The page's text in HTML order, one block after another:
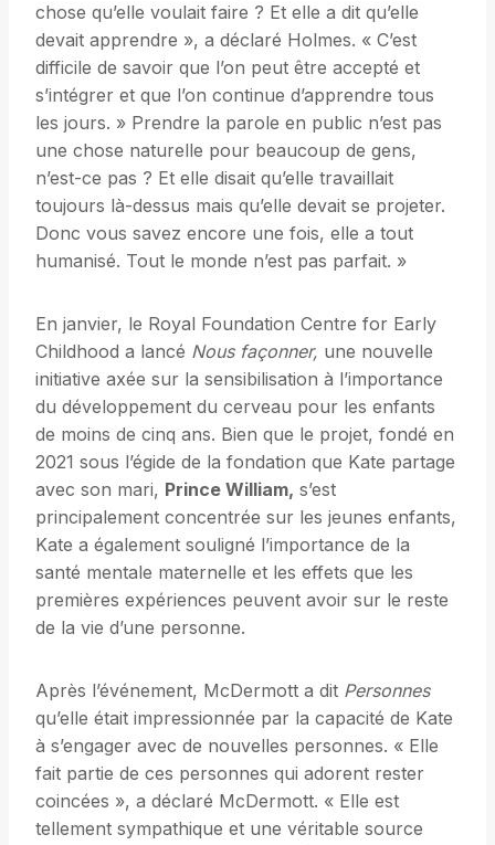
chose qu’elle voulait faire ? Et elle a dit qu’elle
devait apprendre », a déclaré Holmes. « C’est
difficile de savoir que l’on peut être accepté et
s’intégrer et que l’on continue d’apprendre tous
les jours. » Prendre la parole en public n’est pas
une chose naturelle pour beaucoup de gens,
n’est-ce pas ? Et elle disait qu’elle travaillait
toujours là-dessus mais qu’elle devait se projeter.
Donc vous savez encore une fois, elle a tout
humanisé. Tout le monde n’est pas parfait. »
En janvier, le Royal Foundation Centre for Early
Childhood a lancé Nous façonner, une nouvelle
initiative axée sur la sensibilisation à l’importance
du développement du cerveau pour les enfants
de moins de cinq ans. Bien que le projet, fondé en
2021 sous l’égide de la fondation que Kate partage
avec son mari, Prince William, s’est
principalement concentrée sur les jeunes enfants,
Kate a également souligné l’importance de la
santé mentale maternelle et les effets que les
premières expériences peuvent avoir sur le reste
de la vie d’une personne.
Après l’événement, McDermott a dit Personnes
qu’elle était impressionnée par la capacité de Kate
à s’engager avec de nouvelles personnes. « Elle
fait partie de ces personnes qui adorent rester
coincées », a déclaré McDermott. « Elle est
tellement sympathique et une véritable source